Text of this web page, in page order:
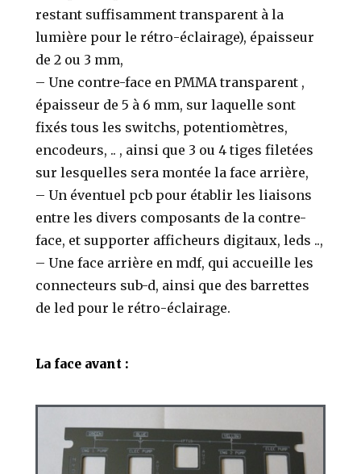
restant suffisamment transparent à la
lumière pour le rétro-éclairage), épaisseur
de 2 ou 3 mm,
– Une contre-face en PMMA transparent ,
épaisseur de 5 à 6 mm, sur laquelle sont
fixés tous les switchs, potentiomètres,
encodeurs, .. , ainsi que 3 ou 4 tiges filetées
sur lesquelles sera montée la face arrière,
– Un éventuel pcb pour établir les liaisons
entre les divers composants de la contre-
face, et supporter afficheurs digitaux, leds ..,
– Une face arrière en mdf, qui accueille les
connecteurs sub-d, ainsi que des barrettes
de led pour le rétro-éclairage.
La face avant :